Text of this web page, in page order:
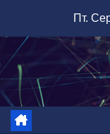
вмісту
Пт.